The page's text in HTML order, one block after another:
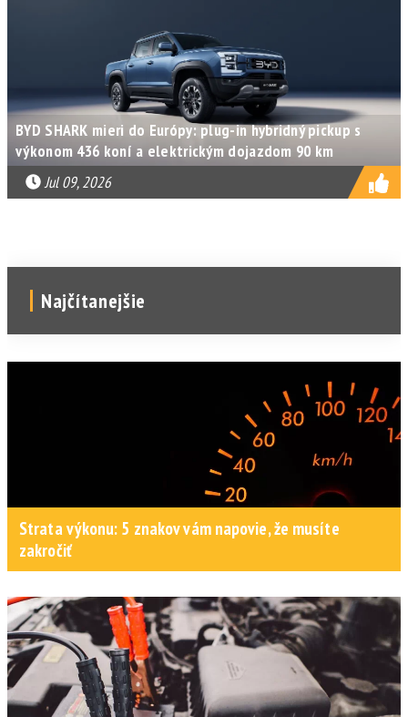
BYD SHARK mieri do Európy: plug-in hybridný pickup s
výkonom 436 koní a elektrickým dojazdom 90 km
Jul 09, 2026
Najčítanejšie
Strata výkonu: 5 znakov vám napovie, že musíte
zakročiť